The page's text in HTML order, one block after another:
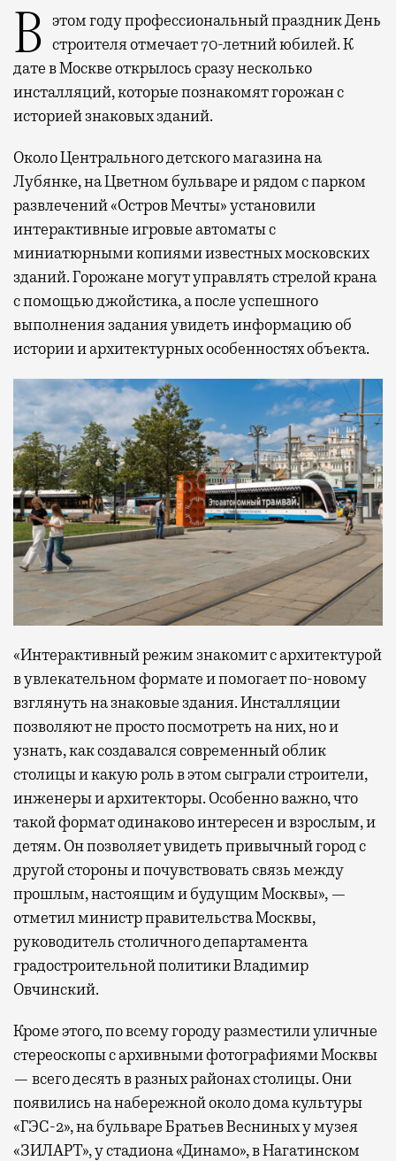
В этом году профессиональный праздник День строителя отмечает 70-летний юбилей. К
дате в Москве открылось сразу несколько
инсталляций, которые познакомят горожан с
историей знаковых зданий.
Около Центрального детского магазина на
Лубянке, на Цветном бульваре и рядом с парком
развлечений «Остров Мечты» установили
интерактивные игровые автоматы с
миниатюрными копиями известных московских
зданий. Горожане могут управлять стрелой крана
с помощью джойстика, а после успешного
выполнения задания увидеть информацию об
истории и архитектурных особенностях объекта.
«Интерактивный режим знакомит с архитектурой
в увлекательном формате и помогает по-новому
взглянуть на знаковые здания. Инсталляции
позволяют не просто посмотреть на них, но и
узнать, как создавался современный облик
столицы и какую роль в этом сыграли строители,
инженеры и архитекторы. Особенно важно, что
такой формат одинаково интересен и взрослым, и
детям. Он позволяет увидеть привычный город с
другой стороны и почувствовать связь между
прошлым, настоящим и будущим Москвы», —
отметил министр правительства Москвы,
руководитель столичного департамента
градостроительной политики Владимир
Овчинский.
Кроме этого, по всему городу разместили уличные
стереоскопы с архивными фотографиями Москвы
— всего десять в разных районах столицы. Они
появились на набережной около дома культуры
«ГЭС-2», на бульваре Братьев Весниных у музея
«ЗИЛАРТ», у стадиона «Динамо», в Нагатинском